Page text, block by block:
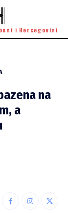
i Hercegovini
na
a